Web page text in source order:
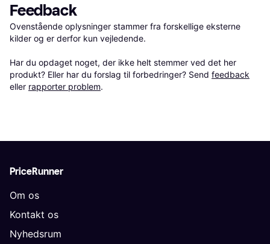
Feedback
Ovenstående oplysninger stammer fra forskellige eksterne
kilder og er derfor kun vejledende.
Har du opdaget noget, der ikke helt stemmer ved det her
produkt? Eller har du forslag til forbedringer? Send feedback
eller rapporter problem.
PriceRunner
Om os
Kontakt os
Nyhedsrum